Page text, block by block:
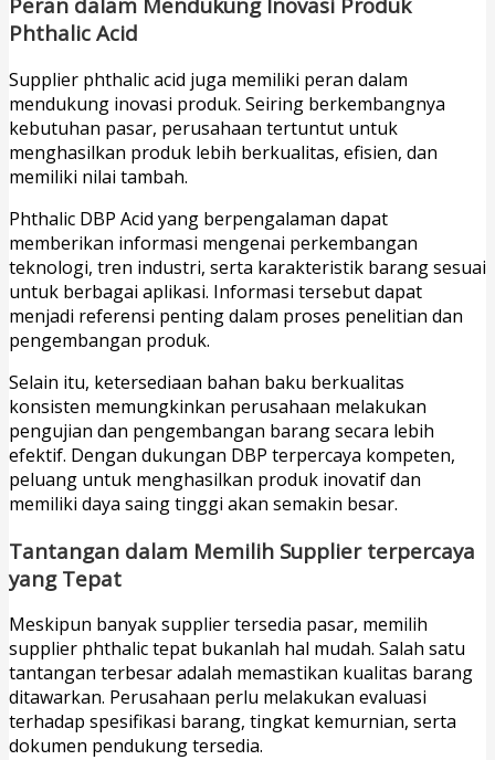
Phthalic Acid
Supplier phthalic acid juga memiliki peran dalam
mendukung inovasi produk. Seiring berkembangnya
kebutuhan pasar, perusahaan tertuntut untuk
menghasilkan produk lebih berkualitas, efisien, dan
memiliki nilai tambah.
Phthalic DBP Acid yang berpengalaman dapat
memberikan informasi mengenai perkembangan
teknologi, tren industri, serta karakteristik barang sesuai
untuk berbagai aplikasi. Informasi tersebut dapat
menjadi referensi penting dalam proses penelitian dan
pengembangan produk.
Selain itu, ketersediaan bahan baku berkualitas
konsisten memungkinkan perusahaan melakukan
pengujian dan pengembangan barang secara lebih
efektif. Dengan dukungan DBP terpercaya kompeten,
peluang untuk menghasilkan produk inovatif dan
memiliki daya saing tinggi akan semakin besar.
Tantangan dalam Memilih Supplier terpercaya
yang Tepat
Meskipun banyak supplier tersedia pasar, memilih
supplier phthalic tepat bukanlah hal mudah. Salah satu
tantangan terbesar adalah memastikan kualitas barang
ditawarkan. Perusahaan perlu melakukan evaluasi
terhadap spesifikasi barang, tingkat kemurnian, serta
dokumen pendukung tersedia.